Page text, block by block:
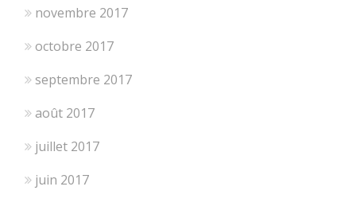
novembre 2017
octobre 2017
septembre 2017
août 2017
juillet 2017
juin 2017